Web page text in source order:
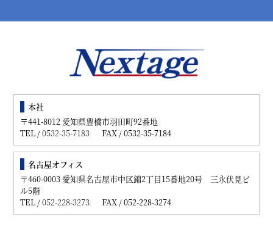
本社
〒441-8012 愛知県豊橋市羽田町92番地
TEL /0532-35-7183 FAX / 0532-35-7184
名古屋オフィス
〒460-0003 愛知県名古屋市中区錦2丁目15番地20号 三永伏見ビ
ル5階
TEL /052-228-3273 FAX / 052-228-3274